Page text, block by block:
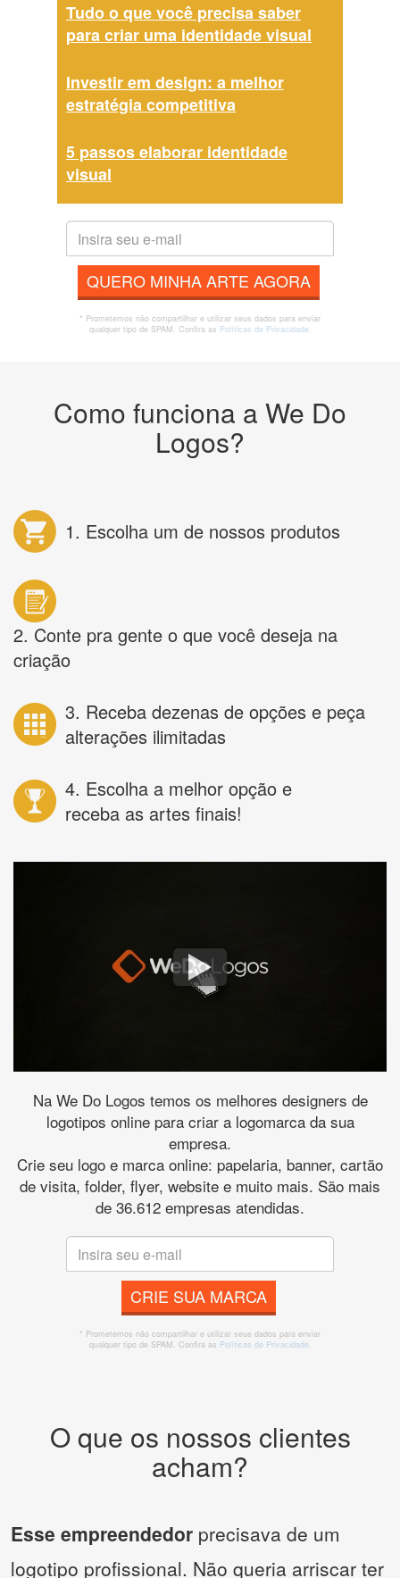
Tudo o que você precisa saber
para criar uma identidade visual
Investir em design: a melhor
estratégia competitiva
5 passos elaborar identidade
visual
QUERO MINHA ARTE AGORA
* Prometemos não compartilhar e utilizar seus dados para enviar
qualquer tipo de SPAM. Confira as Políticas de Privacidade.
Como funciona a We Do
Logos?
1. Escolha um de nossos produtos
2. Conte pra gente o que você deseja na
criação
3. Receba dezenas de opções e peça
alterações ilimitadas
4. Escolha a melhor opção e
receba as artes finais!
Na We Do Logos temos os melhores designers de
logotipos online para criar a logomarca da sua
empresa.
Crie seu logo e marca online: papelaria, banner, cartão
de visita, folder, flyer, website e muito mais. São mais
de 36.612 empresas atendidas.
CRIE SUA MARCA
* Prometemos não compartilhar e utilizar seus dados para enviar
qualquer tipo de SPAM. Confira as Políticas de Privacidade.
O que os nossos clientes
acham?
Esse empreendedor precisava de um
logotipo profissional. Não queria arriscar ter